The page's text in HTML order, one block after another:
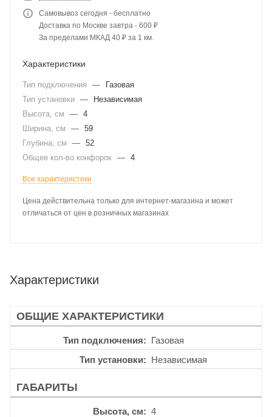
Самовывоз сегодня - бесплатно
Доставка по Москве завтра - 600 ₽
За пределами МКАД 40 ₽ за 1 км.
Характеристики
Тип подключения —
Газовая
Тип установки —
Независимая
Высота, см
— 4
Ширина, см
— 59
Глубина, см
— 52
Общее кол-во конфорок — 4
Все характеристики
Цена действительна только для интернет-магазина и может
отличаться от цен в розничных магазинах
Характеристики
ОБЩИЕ ХАРАКТЕРИСТИКИ
Тип подключения
Газовая
Тип установки
Независимая
ГАБАРИТЫ
Высота, см
4